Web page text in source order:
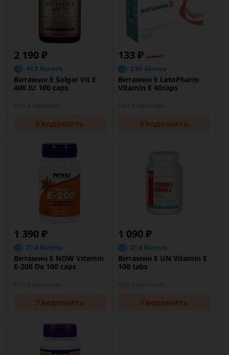
2 190 ₽
43.8 баллов
Витамин Е Solgar Vit E
400 IU 100 caps
Уведомить
133 ₽ 190 ₽
2.66 баллов
Витамин Е LetoPharm
Vitamin E 40caps
Уведомить
1 390 ₽
27.8 баллов
Витамин Е NOW Vitamin
E-200 Da 100 caps
Уведомить
1 090 ₽
21.8 баллов
Витамин Е UN Vitamin E
100 tabs
Уведомить